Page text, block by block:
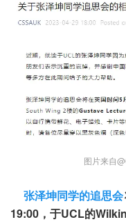
图片来自
张泽坤同学的追思会
19:00，于UCL的